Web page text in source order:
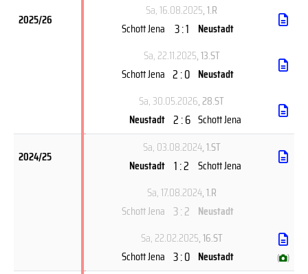
2025/26
Sa, 16.08.2025, 1.R
Schott Jena 3 : 1 Neustadt
Sa, 22.11.2025, 13.ST
Schott Jena 2 : 0 Neustadt
Sa, 30.05.2026, 28.ST
Neustadt 2 : 6 Schott Jena
2024/25
Sa, 03.08.2024, 1.ST
Neustadt 1 : 2 Schott Jena
Sa, 17.08.2024, 1.R
Schott Jena 3 : 2 Neustadt
Sa, 22.02.2025, 16.ST
Schott Jena 3 : 0 Neustadt ( )